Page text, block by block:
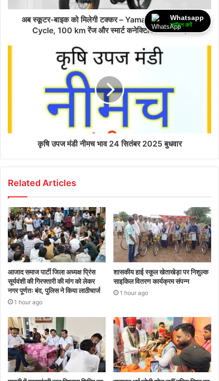
अब स्कूटर-बाइक को मिलेगी टक्कर – Yamaha लाई Electric
Cycle, 100 km रेंज और स्मार्ट कनेक्टिविटी के साथ।
कृषि उपज मंडी नीमच भाव 24 सितंबर 2025 बुधवार
Related Articles
आजाद समाज पार्टी जिला अध्यक्ष प्रिंस
सूर्यवंशी की गिरफ्तारी की मांग को लेकर
नगर पूर्णतः बंद, पुलिस ने किया लाठीचार्ज
1 hour ago
शासकीय हाई स्कूल खेताखेड़ा पर निशुल्क
साइकिल वितरण कार्यक्रम संपन्न
1 hour ago
Whatsapp
ज्वॉइन करें